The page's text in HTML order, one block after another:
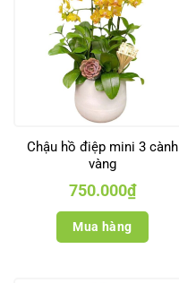
Chậu hồ điệp mini 3 cành
vàng
750.000₫
Mua hàng